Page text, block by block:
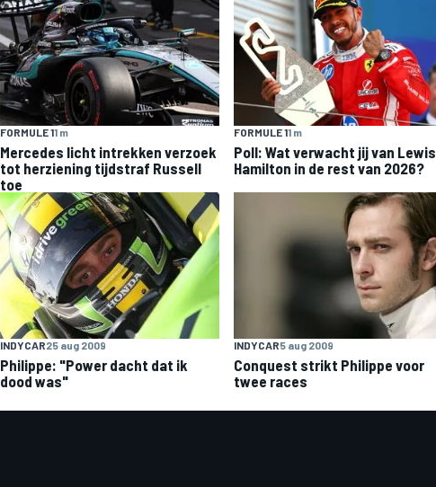
FORMULE 11 m
Mercedes licht intrekken verzoek
tot herziening tijdstraf Russell
toe
FORMULE 11 m
Poll: Wat verwacht jij van Lewis
Hamilton in de rest van 2026?
INDYCAR25 aug 2009
Philippe: "Power dacht dat ik
dood was"
INDYCAR5 aug 2009
Conquest strikt Philippe voor
twee races